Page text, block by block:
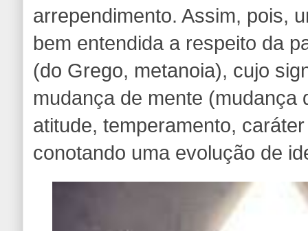
arrependimento. Assim, pois,
bem entendida a respeito da
(do Grego, metanoia), cujo
mudança de mente (mudança
atitude, temperamento,
conotando uma evolução de